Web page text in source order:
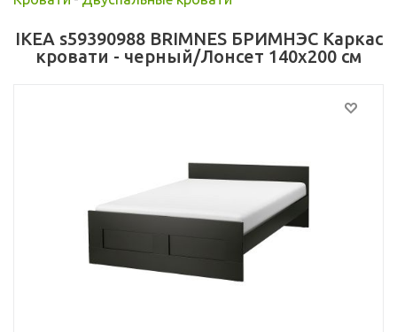
IKEA s59390988 BRIMNES БРИМНЭС Каркас
кровати - черный/Лонсет 140x200 см